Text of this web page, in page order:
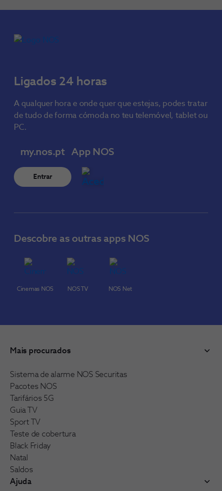
Ligados 24 horas
A qualquer hora e onde quer que estejas, podes tratar
de tudo de forma cómoda no teu telemóvel, tablet ou
PC.
my.nos.pt
Entrar
App NOS
Descobre as outras apps NOS
Cinemas NOS NOS TV NOS Net
Mais procurados
Sistema de alarme NOS Securitas
Pacotes NOS
Tarifários 5G
Guia TV
Sport TV
Teste de cobertura
Black Friday
Natal
Saldos
Ajuda